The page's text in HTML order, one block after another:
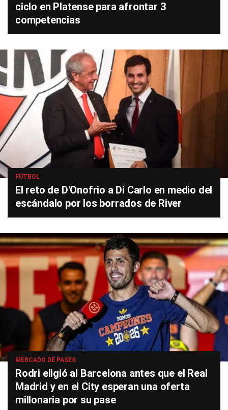
ciclo en Platense para afrontar 3
competencias
FÚTBOL
El reto de D'Onofrio a Di Carlo en medio del
escándalo por los borrados de River
MERCADO DE PASES
Rodri eligió al Barcelona antes que el Real
Madrid y en el City esperan una oferta
millonaria por su pase